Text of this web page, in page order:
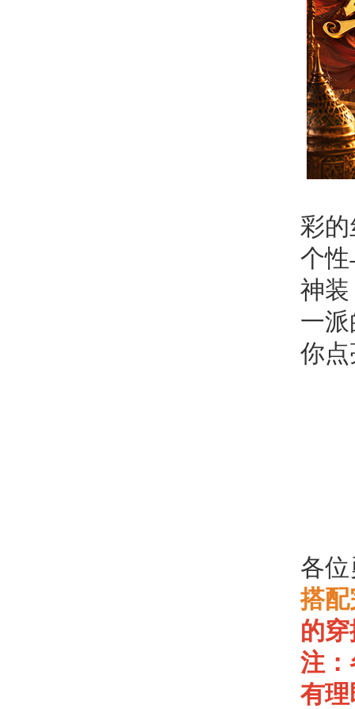
彩
个
神
一
你
各
搭
的
注
有